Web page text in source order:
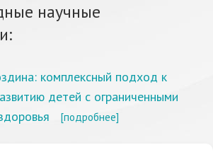
научные
комплексный подход к
детей с ограниченными
[подробнее]